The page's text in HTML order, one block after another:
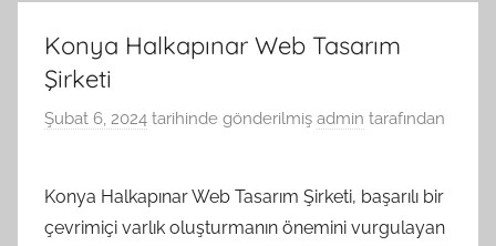
Konya Halkapınar Web Tasarım
Şirketi
Şubat 6, 2024 tarihinde gönderilmiş admin tarafından
Konya Halkapınar Web Tasarım Şirketi, başarılı bir
çevrimiçi varlık oluşturmanın önemini vurgulayan